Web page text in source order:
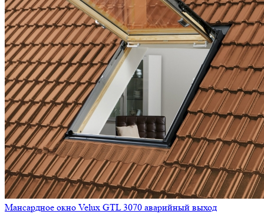
Мансардное окно Velux GTL 3070 аварийный выход